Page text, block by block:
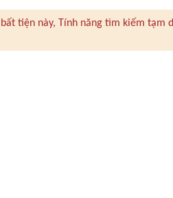
tiện này, Tính năng tìm kiếm